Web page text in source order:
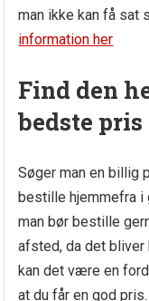
man ikke kan få
information her
Find den
bedste pris
Søger man en billig
bestille hjemmefra i
man bør bestille
afsted, da det
kan det være en
at du får en god